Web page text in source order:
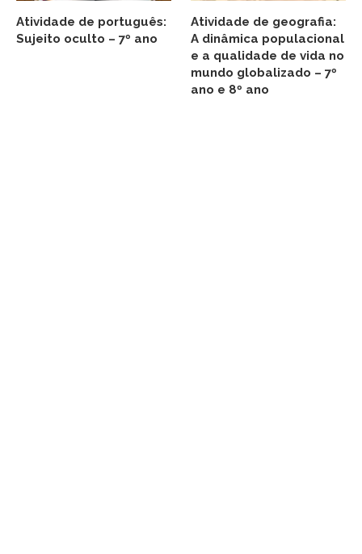
Atividade de português:
Sujeito oculto – 7º ano
Atividade de geografia:
A dinâmica populacional
e a qualidade de vida no
mundo globalizado – 7º
ano e 8º ano